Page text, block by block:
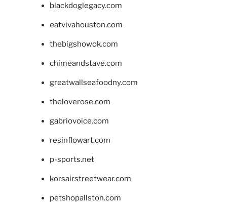
blackdoglegacy.com
eatvivahouston.com
thebigshowok.com
chimeandstave.com
greatwallseafoodny.com
theloverose.com
gabriovoice.com
resinflowart.com
p-sports.net
korsairstreetwear.com
petshopallston.com